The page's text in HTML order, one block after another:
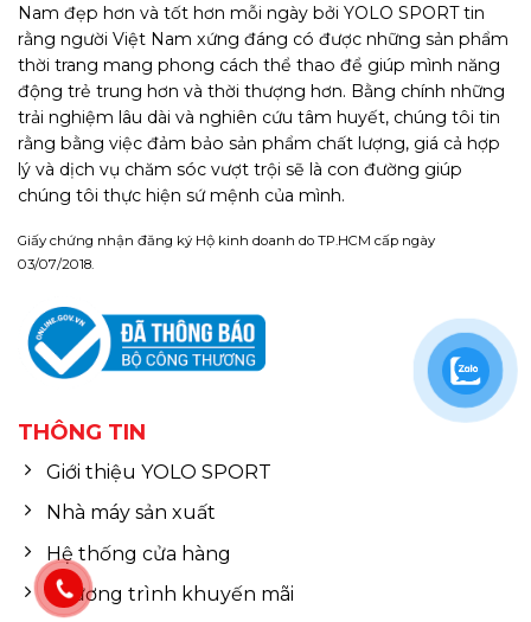
Nam đẹp hơn và tốt hơn mỗi ngày bởi YOLO SPORT tin
rằng người Việt Nam xứng đáng có được những sản phẩm
thời trang mang phong cách thể thao để giúp mình năng
động trẻ trung hơn và thời thượng hơn. Bằng chính những
trải nghiệm lâu dài và nghiên cứu tâm huyết, chúng tôi tin
rằng bằng việc đảm bảo sản phẩm chất lượng, giá cả hợp
lý và dịch vụ chăm sóc vượt trội sẽ là con đường giúp
chúng tôi thực hiện sứ mệnh của mình.
Giấy chứng nhận đăng ký Hộ kinh doanh do TP.HCM cấp ngày
03/07/2018.
THÔNG TIN
Giới thiệu YOLO SPORT
Nhà máy sản xuất
Hệ thống cửa hàng
Chương trình khuyến mãi